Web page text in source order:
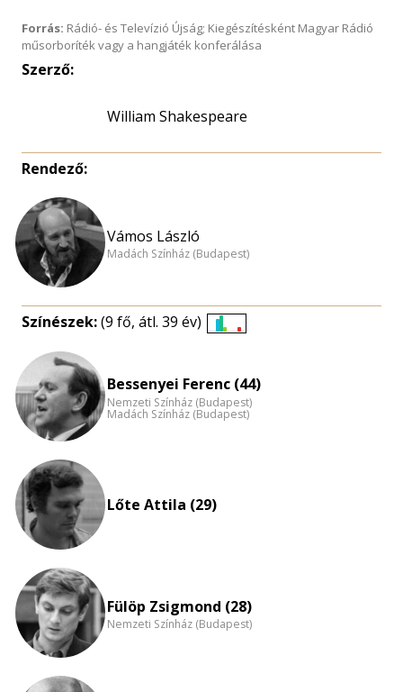
Forrás: Rádió- és Televízió Újság; Kiegészítésként Magyar Rádió
műsorboríték vagy a hangjáték konferálása
Szerző:
William Shakespeare
Rendező:
Vámos László
Madách Színház (Budapest)
Színészek:(9 fő, átl. 39 év)
nagyítása
Bessenyei Ferenc (44)
Nemzeti Színház (Budapest)
Madách Színház (Budapest)
Lőte Attila (29)
Fülöp Zsigmond (28)
Nemzeti Színház (Budapest)